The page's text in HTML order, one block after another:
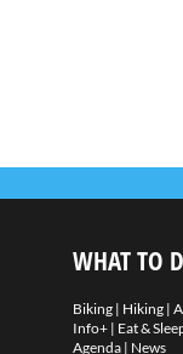
WHAT TO
Biking| Hiking|
Info+| Eat &
Agenda| News